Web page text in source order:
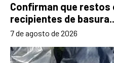
Confirman que restos
recipientes de
7 de agosto de 2026